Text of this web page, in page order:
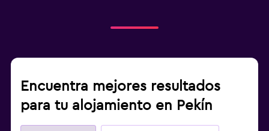
Encuentra mejores resultados
para tu alojamiento en Pekín